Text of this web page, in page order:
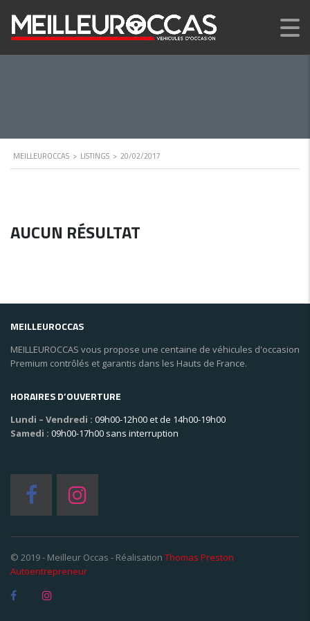
MEILLEUROCCAS > LISTINGS > 20/02/2017
AUCUN RÉSULTAT
MEILLEUROCCAS
MEILLEUROCCAS vous propose une centaine de véhicules d'occasion
Premium contrôlés et garantis dans les Hauts de France.
HORAIRES D’OUVERTURE
Lundi – Vendredi : 09h00-12h00 et de 14h00-19h00
Samedi : 09h00-17h00 sans interruption
© 2019 - Meilleur Occas - Réalisation Thomas Preston
Autoentrepreneur